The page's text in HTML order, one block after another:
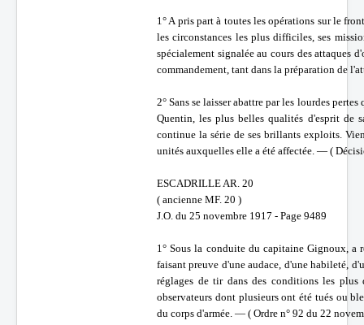
1° A pris part à toutes les opérations sur le
les circonstances les plus difficiles, ses
spécialement signalée au cours des attaques
commandement, tant dans la préparation de
2° Sans se laisser abattre par les lourdes
Quentin, les plus belles qualités d'esprit de
continue la série de ses brillants exploits.
unités auxquelles elle a été affectée. — (
ESCADRILLE AR. 20
( ancienne MF. 20 )
J.O. du 25 novembre 1917 - Page 9489
1° Sous la conduite du capitaine Gignoux, a
faisant preuve d'une audace, d'une habileté,
réglages de tir dans des conditions les plus
observateurs dont plusieurs ont été tués ou
du corps d'armée. — ( Ordre n° 92 du 22